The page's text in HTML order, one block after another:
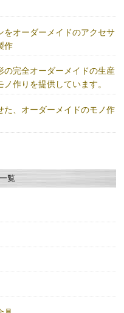
をオーダーメイドのアクセサ
作
の完全オーダーメイドの生産
作りを提供しています。
た、オーダーメイドのモノ作
覧